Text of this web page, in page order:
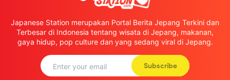
Japanese Station merupakan Portal Berita Jepang Terkini dan
Terbesar di Indonesia tentang wisata di Jepang, makanan,
gaya hidup, pop culture dan yang sedang viral di Jepang.
Subscribe